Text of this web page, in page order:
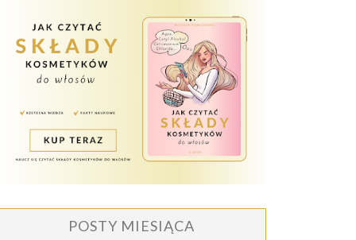
POSTY MIESIĄCA